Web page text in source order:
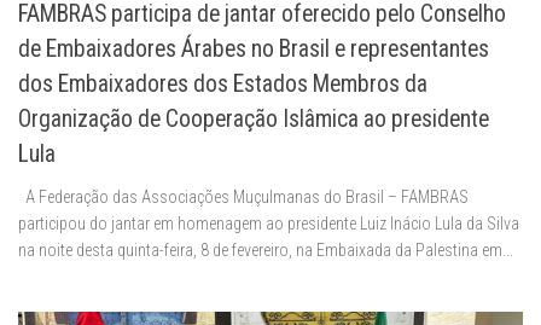
FAMBRAS participa de jantar oferecido pelo Conselho
de Embaixadores Árabes no Brasil e representantes
dos Embaixadores dos Estados Membros da
Organização de Cooperação Islâmica ao presidente
Lula
A Federação das Associações Muçulmanas do Brasil – FAMBRAS
participou do jantar em homenagem ao presidente Luiz Inácio Lula da Silva
na noite desta quinta-feira, 8 de fevereiro, na Embaixada da Palestina em...